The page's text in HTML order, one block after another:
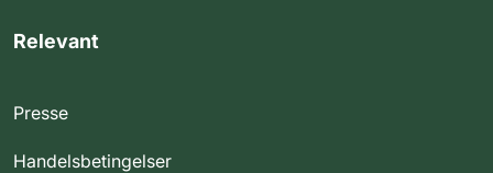
Relevant
Presse
Handelsbetingelser